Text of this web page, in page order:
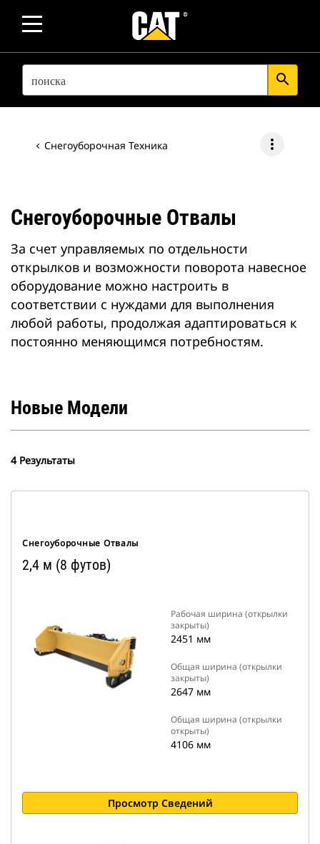
SEARCH search
Снегоуборочная Техника more_vert
Снегоуборочные Отвалы
За счет управляемых по отдельности
открылков и возможности поворота навесное
оборудование можно настроить в
соответствии с нуждами для выполнения
любой работы, продолжая адаптироваться к
постоянно меняющимся потребностям.
Новые Модели
4 Результаты
Снегоуборочные Отвалы
2,4 м (8 футов)
Рабочая ширина (открылки
закрыты)
2451 мм
Общая ширина (открылки
закрыты)
2647 мм
Общая ширина (открылки
открыты)
4106 мм
Просмотр Сведений